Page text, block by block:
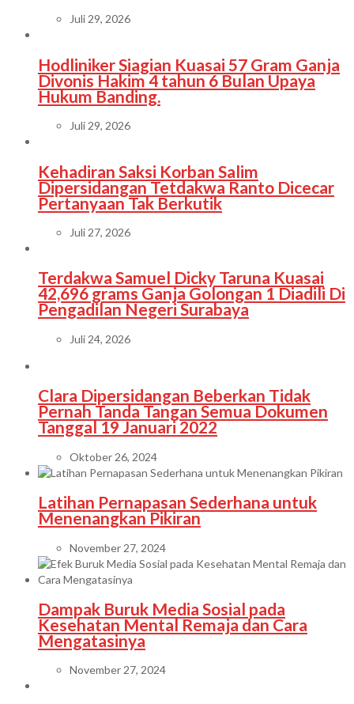
Juli 29, 2026
Hodliniker Siagian Kuasai 57 Gram Ganja
Divonis Hakim 4 tahun 6 Bulan Upaya
Hukum Banding.
Juli 29, 2026
Kehadiran Saksi Korban Salim
Dipersidangan Tetdakwa Ranto Dicecar
Pertanyaan Tak Berkutik
Juli 27, 2026
Terdakwa Samuel Dicky Taruna Kuasai
42,696 grams Ganja Golongan 1 Diadili Di
Pengadilan Negeri Surabaya
Juli 24, 2026
Clara Dipersidangan Beberkan Tidak
Pernah Tanda Tangan Semua Dokumen
Tanggal 19 Januari 2022
Oktober 26, 2024
Latihan Pernapasan Sederhana untuk
Menenangkan Pikiran
November 27, 2024
Dampak Buruk Media Sosial pada
Kesehatan Mental Remaja dan Cara
Mengatasinya
November 27, 2024